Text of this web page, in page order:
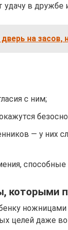
удачу в дружбе
на засов,
с ним;
— у них
способные
которыми
целей даже